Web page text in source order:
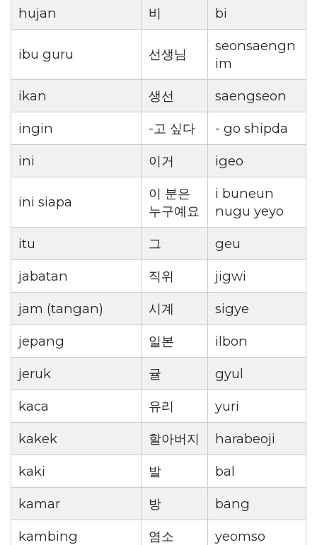
hujan
비 bi
ibu guru 선생님
seonsaengn
im
ikan
생선
saengseon
ingin
-고 싶다
- go shipda
ini
이거 igeo
ini siapa
이 분은
누구예요
i buneun
nugu yeyo
itu
그
geu
jabatan
직위
jigwi
jam (tangan)
시계
sigye
jepang
일본
ilbon
jeruk
귤
gyul
kaca
유리
yuri
kakek
할아버지
harabeoji
kaki
발
bal
kamar
방
bang
kambing
염소
yeomso